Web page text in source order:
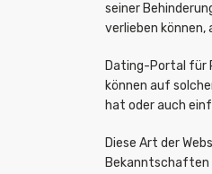
seiner
verlieben können,
Dating-Portal für
können auf
hat oder auch
Diese Art der
Bekanntschaften